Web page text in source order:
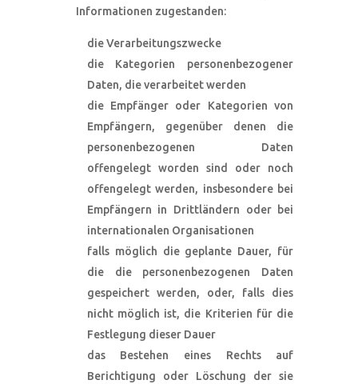
Informationen zugestanden:
die Verarbeitungszwecke
die Kategorien personenbezogener
Daten, die verarbeitet werden
die Empfänger oder Kategorien von
Empfängern, gegenüber denen die
personenbezogenen Daten
offengelegt worden sind oder noch
offengelegt werden, insbesondere bei
Empfängern in Drittländern oder bei
internationalen Organisationen
falls möglich die geplante Dauer, für
die die personenbezogenen Daten
gespeichert werden, oder, falls dies
nicht möglich ist, die Kriterien für die
Festlegung dieser Dauer
das Bestehen eines Rechts auf
Berichtigung oder Löschung der sie